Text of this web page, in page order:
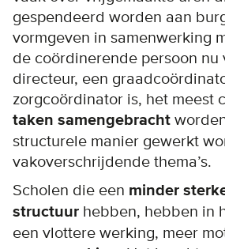
gespendeerd worden aan
vormgeven in samenwerking
de coördinerende persoon nu
directeur, een
zorgcoördinator is, het meest
taken samengebracht
structurele manier gewerkt
vakoverschrijdende thema’s.
Scholen die een minder
structuur hebben, hebben in
een vlottere werking, meer